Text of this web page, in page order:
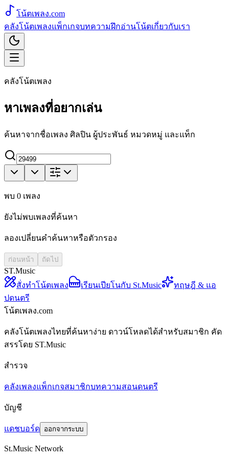
โน้ตเพลง.com
คลังโน้ตเพลงแพ็กเกจบทความฝึกอ่านโน้ตเกี่ยวกับเรา
คลังโน้ตเพลง
หาเพลงที่อยากเล่น
ค้นหาจากชื่อเพลง ศิลปิน ผู้ประพันธ์ หมวดหมู่ และแท็ก
พบ 0 เพลง
ยังไม่พบเพลงที่ค้นหา
ลองเปลี่ยนคำค้นหาหรือตัวกรอง
ก่อนหน้า ถัดไป
ST.Music
สั่งทำโน้ตเพลง
เรียนเปียโนกับ St.Music
ทฤษฎี & แอ
ปดนตรี
โน้ตเพลง.com
คลังโน้ตเพลงไทยที่ค้นหาง่าย ดาวน์โหลดได้สำหรับสมาชิก คัด
สรรโดย ST.Music
สำรวจ
คลังเพลงแพ็กเกจสมาชิกบทความสอนดนตรี
บัญชี
แดชบอร์ด ออกจากระบบ
St.Music Network